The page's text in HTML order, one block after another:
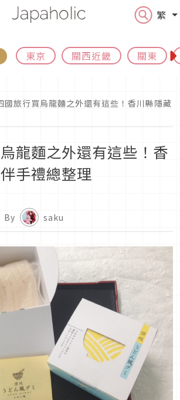
繁
東京 關西近畿 關東
國旅行買烏龍麵之外還有這些！香川縣隱藏
龍麵之外還有這些！香
手禮總整理
By saku